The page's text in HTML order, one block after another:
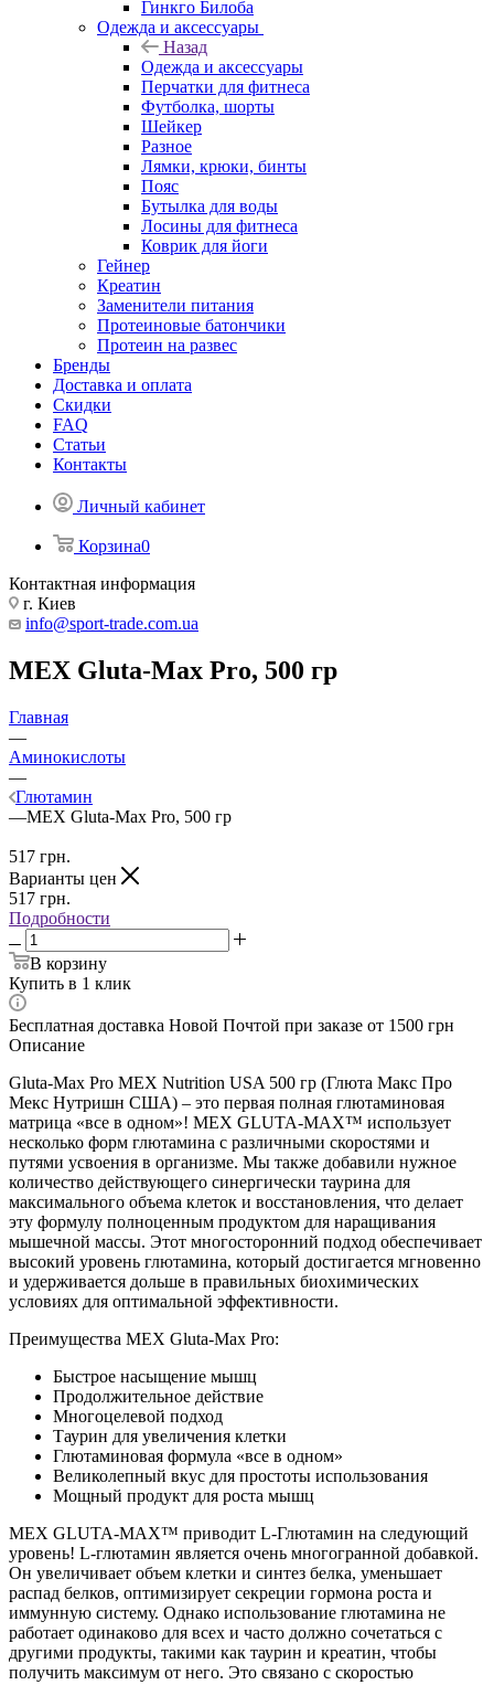
Гинкго Билоба
Одежда и аксессуары
Назад
Одежда и аксессуары
Перчатки для фитнеса
Футболка, шорты
Шейкер
Разное
Лямки, крюки, бинты
Пояс
Бутылка для воды
Лосины для фитнеса
Коврик для йоги
Гейнер
Креатин
Заменители питания
Протеиновые батончики
Протеин на развес
Бренды
Доставка и оплата
Скидки
FAQ
Статьи
Контакты
Личный кабинет
Корзина0
Контактная информация
г. Киев
info@sport-trade.com.ua
MEX Gluta-Max Pro, 500 гр
Главная
—
Аминокислоты
—
Глютамин
—MEX Gluta-Max Pro, 500 гр
517 грн.
Варианты цен
517 грн.
Подробности
В корзину
Купить в 1 клик
Бесплатная доставка Новой Почтой при заказе от 1500 грн
Описание
Gluta-Max Pro MEX Nutrition USA 500 гр (Глюта Макс Про
Мекс Нутришн США) – это первая полная глютаминовая
матрица «все в одном»! MEX GLUTA-MAX™ использует
несколько форм глютамина с различными скоростями и
путями усвоения в организме. Мы также добавили нужное
количество действующего синергически таурина для
максимального объема клеток и восстановления, что делает
эту формулу полноценным продуктом для наращивания
мышечной массы. Этот многосторонний подход обеспечивает
высокий уровень глютамина, который достигается мгновенно
и удерживается дольше в правильных биохимических
условиях для оптимальной эффективности.
Преимущества MEX Gluta-Max Pro:
Быстрое насыщение мышц
Продолжительное действие
Многоцелевой подход
Таурин для увеличения клетки
Глютаминовая формула «все в одном»
Великолепный вкус для простоты использования
Мощный продукт для роста мышц
MEX GLUTA-MAX™ приводит L-Глютамин на следующий
уровень! L-глютамин является очень многогранной добавкой.
Он увеличивает объем клетки и синтез белка, уменьшает
распад белков, оптимизирует секреции гормона роста и
иммунную систему. Однако использование глютамина не
работает одинаково для всех и часто должно сочетаться с
другими продукты, такими как таурин и креатин, чтобы
получить максимум от него. Это связано с скоростью